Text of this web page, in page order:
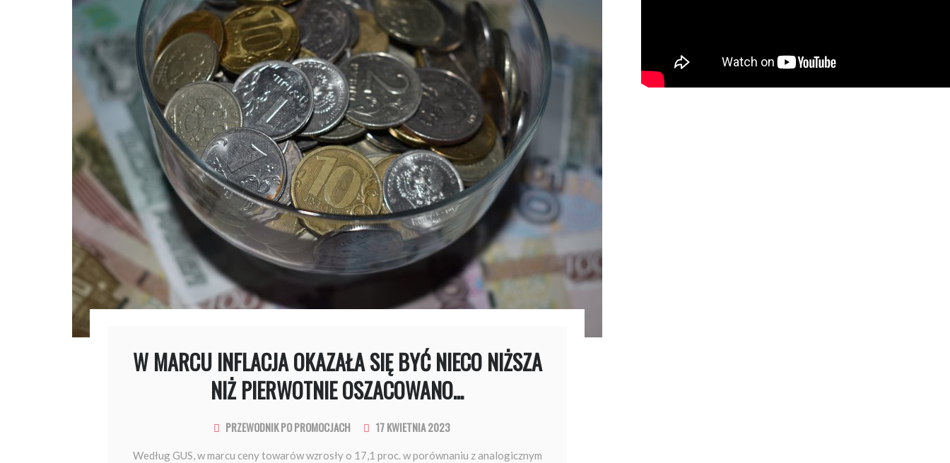
W MARCU INFLACJA OKAZAŁA SIĘ BYĆ NIECO NIŻSZA
NIŻ PIERWOTNIE OSZACOWANO...
PRZEWODNIK PO PROMOCJACH 17 KWIETNIA 2023
Według GUS, w marcu ceny towarów wzrosły o 17,1 proc. w porównaniu z analogicznym